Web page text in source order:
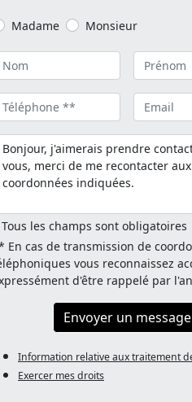
Madame Monsieur
les champs sont obligatoires
En cas de transmission de
vous reconnaissez
d'être rappelé par
Envoyer un message
Information relative aux traitement
Exercer mes droits